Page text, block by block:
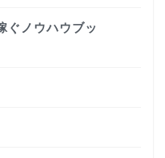
ぐノウハウブッ